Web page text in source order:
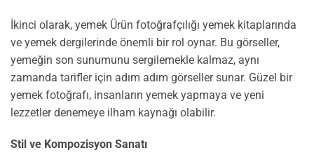
İkinci olarak, yemek Ürün fotoğrafçılığı yemek kitaplarında
ve yemek dergilerinde önemli bir rol oynar. Bu görseller,
yemeğin son sunumunu sergilemekle kalmaz, aynı
zamanda tarifler için adım adım görseller sunar. Güzel bir
yemek fotoğrafı, insanların yemek yapmaya ve yeni
lezzetler denemeye ilham kaynağı olabilir.
Stil ve Kompozisyon Sanatı